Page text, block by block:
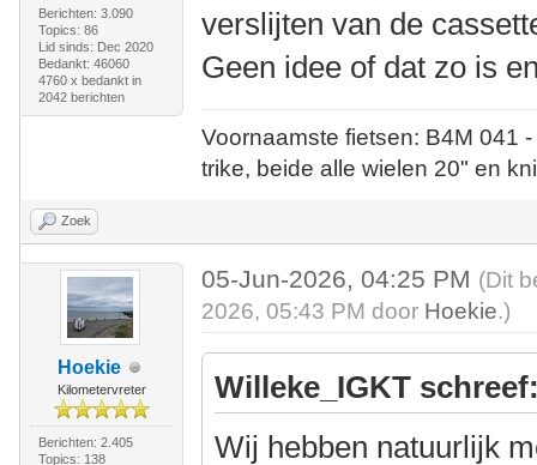
Berichten: 3.090
Topics: 86
Lid sinds: Dec 2020
Bedankt: 46060
4760 x bedankt in
2042 berichten
verslijten van de
Geen idee of dat zo is
Voornaamste fietsen: B4M
trike, beide alle wielen 20" en
Zoek
Hoekie
Kilometervreter
Berichten: 2.405
Topics: 138
05-Jun-2026, 04:25 PM (Dit
2026, 05:43 PM door Hoekie.)
Willeke_IGKT
Wij hebben natuurlijk